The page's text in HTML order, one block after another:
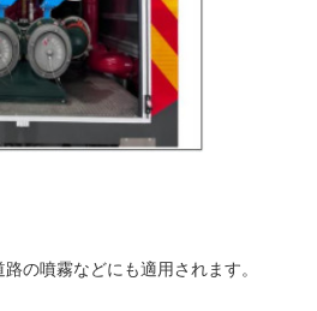
の噴霧などにも適用されます。